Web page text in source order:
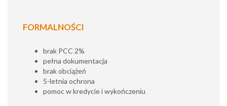
FORMALNOŚCI
brak PCC 2%
pełna dokumentacja
brak obciążeń
5-letnia ochrona
pomoc w kredycie i wykończeniu